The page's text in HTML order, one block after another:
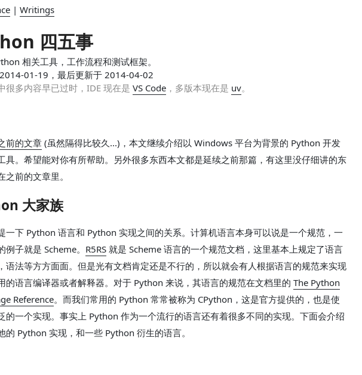
| Writings
四五事
相关工具，工作流程和测试框架。
01-19，最后更新于 2014-04-02
很多内容早已过时，IDE 现在是 VS Code ，多版本现在是 uv。
前的文章(虽然隔得比较久...)，本文继续介绍以 Windows 平台为背景的 Python 开发
具。希望能对你有所帮助。另外很多东西本文都是延续之前那篇，有这里没仔细讲的东
之前的文章里。
大家族
一下 Python 语言和 Python 实现之间的关系。计算机语言本身可以说是一个规范，一
例子就是 Scheme。 R5RS 就是 Scheme 语言的一个规范文档，这里基本上规定了语言
语法等方方面面。但是光有文档肯定还是不行的，所以就会有人根据语言的规范来实现
的语言编译器或者解释器。对于 Python 来说，其语言的规范在文档里的 The Python
Reference。而我们常用的 Python 常常被称为 CPython，这是官方提供的，也是使
的一个实现。事实上 Python 作为一个流行的语言还有着很多不同的实现。下面会介绍
的 Python 实现，和一些 Python 衍生的语言。